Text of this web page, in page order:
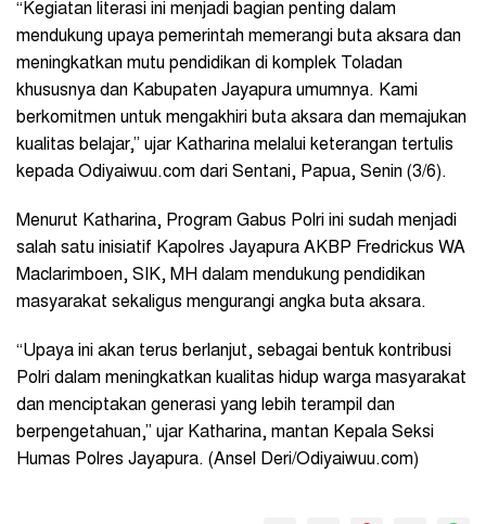
“Kegiatan literasi ini menjadi bagian penting dalam
mendukung upaya pemerintah memerangi buta aksara dan
meningkatkan mutu pendidikan di komplek Toladan
khususnya dan Kabupaten Jayapura umumnya. Kami
berkomitmen untuk mengakhiri buta aksara dan memajukan
kualitas belajar,” ujar Katharina melalui keterangan tertulis
kepada Odiyaiwuu.com dari Sentani, Papua, Senin (3/6).
Menurut Katharina, Program Gabus Polri ini sudah menjadi
salah satu inisiatif Kapolres Jayapura AKBP Fredrickus WA
Maclarimboen, SIK, MH dalam mendukung pendidikan
masyarakat sekaligus mengurangi angka buta aksara.
“Upaya ini akan terus berlanjut, sebagai bentuk kontribusi
Polri dalam meningkatkan kualitas hidup warga masyarakat
dan menciptakan generasi yang lebih terampil dan
berpengetahuan,” ujar Katharina, mantan Kepala Seksi
Humas Polres Jayapura. (Ansel Deri/Odiyaiwuu.com)